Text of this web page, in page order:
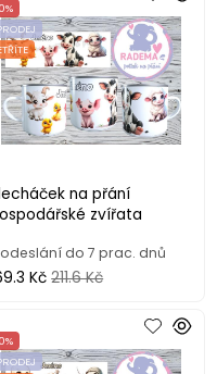
na přání
zvířata
odeslání do 7 prac. dnů
Kč 211.6 Kč